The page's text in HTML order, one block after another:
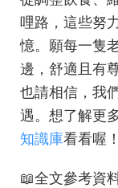
哩路，這些努
憶。願每一隻
邊，舒適且有
也請相信，我
遇。想了解更
知識庫看看喔！
📖全文參考資